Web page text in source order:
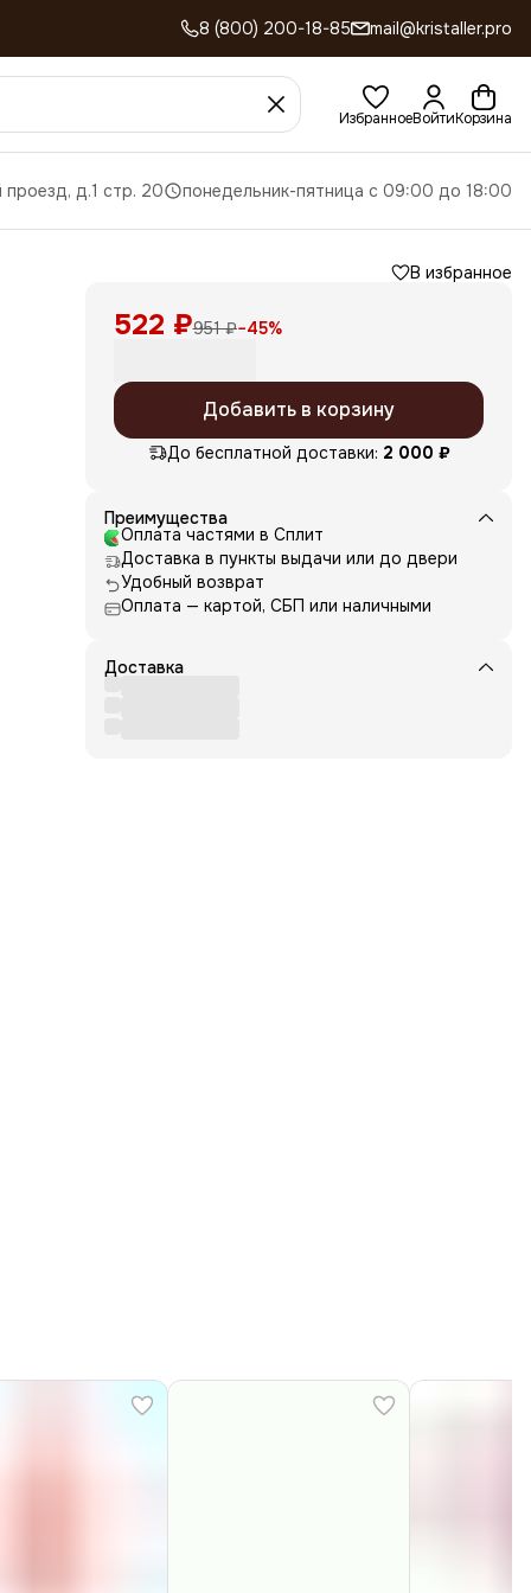
8 (800) 200-18-85 mail@kristaller.pro
ИзбранноеВойтиКорзина
проезд, д.1 стр. 20 понедельник-пятница с 09:00 до 18:00
В избранное
522 ₽951 ₽−45%
Добавить в корзину
До бесплатной доставки: 2 000 ₽
Преимущества
Оплата частями в Сплит
Доставка в пункты выдачи или до двери
Удобный возврат
Оплата — картой, СБП или наличными
Доставка